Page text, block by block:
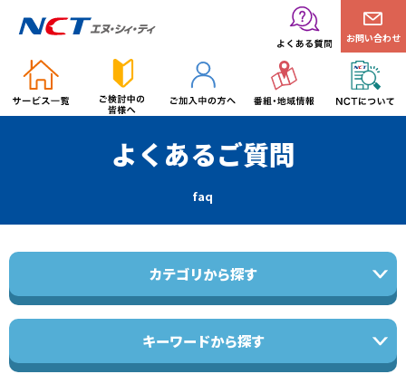
お問い合わせ
よくあるご質問
faq
カテゴリから探す
キーワードから探す